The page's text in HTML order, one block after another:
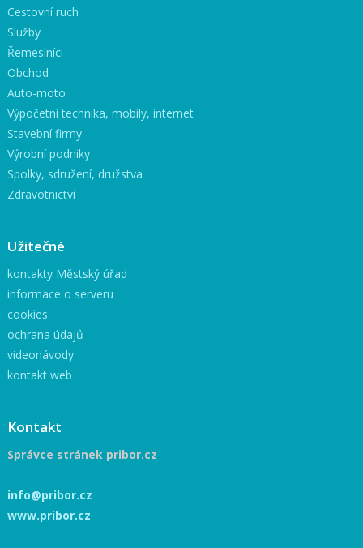
Cestovní ruch
Služby
Řemeslníci
Obchod
Auto-moto
Výpočetní technika, mobily, internet
Stavební firmy
Výrobní podniky
Spolky, sdružení, družstva
Zdravotnictví
Užitečné
kontakty Městský úřad
informace o serveru
cookies
ochrana údajů
videonávody
kontakt web
Kontakt
Správce stránek pribor.cz
info@pribor.cz
www.pribor.cz